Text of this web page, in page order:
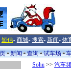
短信- 商城- 搜索- 新闻- 体
新闻 查询 试车场
Sohu>> 汽车